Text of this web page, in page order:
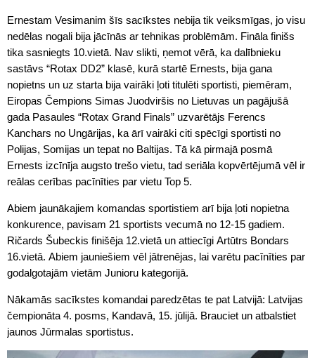
Ernestam Vesimanim šīs sacīkstes nebija tik veiksmīgas, jo visu
nedēlas nogali bija jācīnās ar tehnikas problēmām. Fināla finišs
tika sasniegts 10.vietā. Nav slikti, ņemot vērā, ka dalībnieku
sastāvs “Rotax DD2” klasē, kurā startē Ernests, bija gana
nopietns un uz starta bija vairāki ļoti titulēti sportisti, piemēram,
Eiropas Čempions Simas Juodviršis no Lietuvas un pagājušā
gada Pasaules “Rotax Grand Finals” uzvarētājs Ferencs
Kanchars no Ungārijas, ka ārī vairāki citi spēcīgi sportisti no
Polijas, Somijas un tepat no Baltijas. Tā kā pirmajā posmā
Ernests izcīnīja augsto trešo vietu, tad seriāla kopvērtējumā vēl ir
reālas cerības pacīnīties par vietu Top 5.
Abiem jaunākajiem komandas sportistiem arī bija ļoti nopietna
konkurence, pavisam 21 sportists vecumā no 12-15 gadiem.
Ričards Šubeckis finišēja 12.vietā un attiecīgi Artūtrs Bondars
16.vietā. Abiem jauniešiem vēl jātrenējas, lai varētu pacīnīties par
godalgotajām vietām Junioru kategorijā.
Nākamās sacīkstes komandai paredzētas te pat Latvijā: Latvijas
čempionāta 4. posms, Kandavā, 15. jūlijā. Brauciet un atbalstiet
jaunos Jūrmalas sportistus.